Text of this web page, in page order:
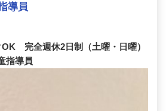
導員
完全週休2日制（土曜・日曜）
指導員